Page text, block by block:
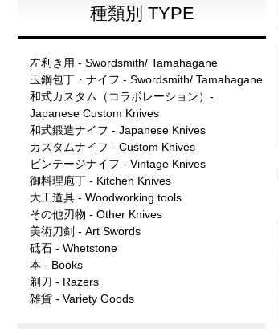
種類別 TYPE
左利き用 - Swordsmith/ Tamahagane
玉鋼包丁・ナイフ - Swordsmith/ Tamahagane
和式カスタム（コラボレーション）-
Japanese Custom Knives
和式鍛造ナイフ - Japanese Knives
カスタムナイフ - Custom Knives
ビンテージナイフ - Vintage Knives
御料理庖丁 - Kitchen Knives
大工道具 - Woodworking tools
その他刃物 - Other Knives
美術刀剣 - Art Swords
砥石 - Whetstone
本 - Books
剃刀 - Razers
雑貨 - Variety Goods